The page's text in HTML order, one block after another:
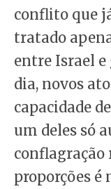
conflito que
tratado
entre Israel e
dia, novos
capacidade
um deles só
conflagração
proporções é